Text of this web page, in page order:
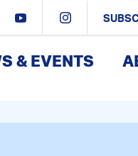
& EVENTS